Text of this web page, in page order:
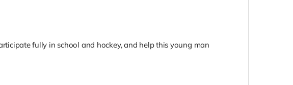
fully in school and hockey, and help this young man